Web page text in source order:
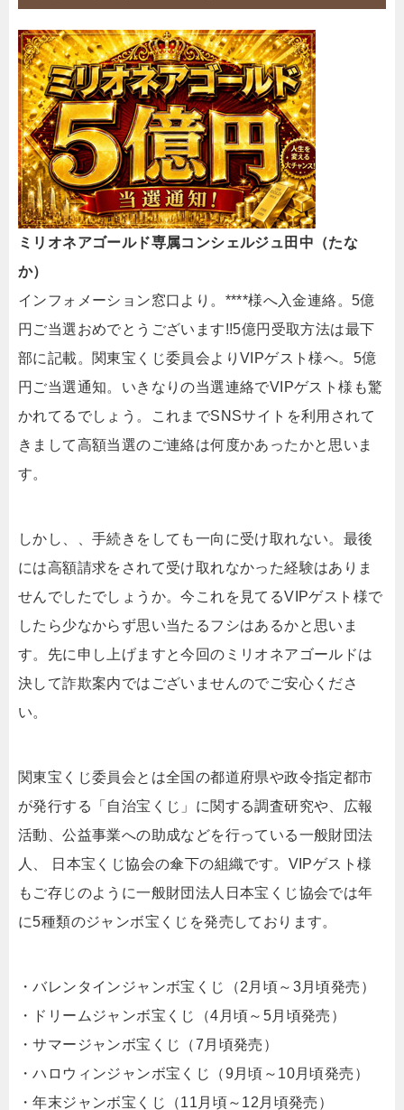
ミリオネアゴールド専属コンシェルジュ田中（たな
か）
インフォメーション窓口より。****様へ入金連絡。5億
円ご当選おめでとうございます!!5億円受取方法は最下
部に記載。関東宝くじ委員会よりVIPゲスト様へ。5億
円ご当選通知。いきなりの当選連絡でVIPゲスト様も驚
かれてるでしょう。これまでSNSサイトを利用されて
きまして高額当選のご連絡は何度かあったかと思いま
す。
しかし、、手続きをしても一向に受け取れない。最後
には高額請求をされて受け取れなかった経験はありま
せんでしたでしょうか。今これを見てるVIPゲスト様で
したら少なからず思い当たるフシはあるかと思いま
す。先に申し上げますと今回のミリオネアゴールドは
決して詐欺案内ではございませんのでご安心くださ
い。
関東宝くじ委員会とは全国の都道府県や政令指定都市
が発行する「自治宝くじ」に関する調査研究や、広報
活動、公益事業への助成などを行っている一般財団法
人、 日本宝くじ協会の傘下の組織です。VIPゲスト様
もご存じのように一般財団法人日本宝くじ協会では年
に5種類のジャンボ宝くじを発売しております。
・バレンタインジャンボ宝くじ（2月頃～3月頃発売）
・ドリームジャンボ宝くじ（4月頃～5月頃発売）
・サマージャンボ宝くじ（7月頃発売）
・ハロウィンジャンボ宝くじ（9月頃～10月頃発売）
・年末ジャンボ宝くじ（11月頃～12月頃発売）